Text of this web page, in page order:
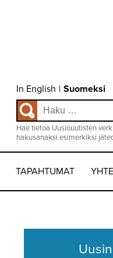
Choose
language
Valitse
kieli:
In English | Suomeksi
Haku:
Hae tietoa Uusiouutisten
hakusanaksi esimerkiksi
TAPAHTUMAT